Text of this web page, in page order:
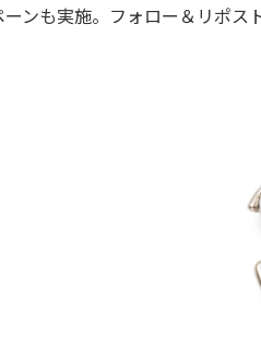
ンも実施。フォロー＆リポ